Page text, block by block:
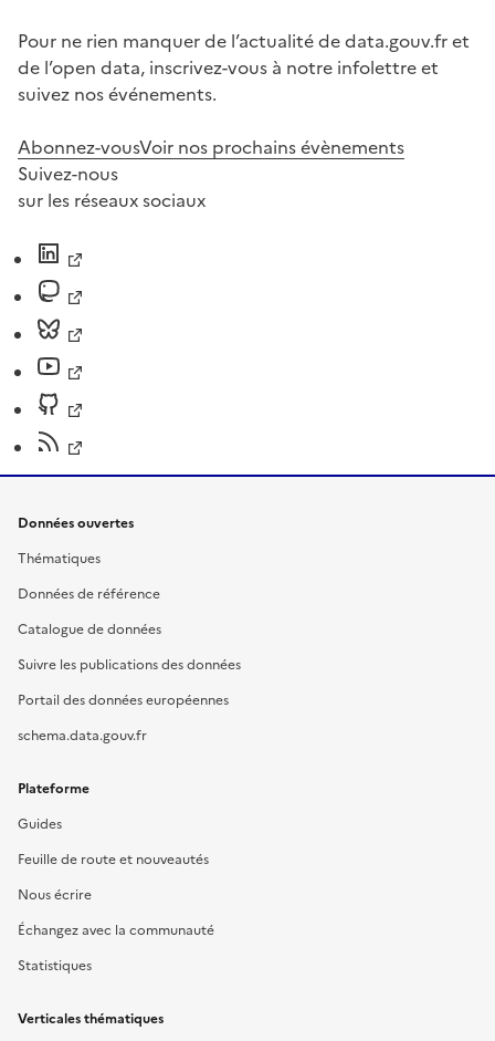
Pour ne rien manquer de l’actualité de data.gouv.fr et
de l’open data, inscrivez-vous à notre infolettre et
suivez nos événements.
Abonnez-vousVoir nos prochains évènements
Suivez-nous
sur les réseaux sociaux
Données ouvertes
Thématiques
Données de référence
Catalogue de données
Suivre les publications des données
Portail des données européennes
schema.data.gouv.fr
Plateforme
Guides
Feuille de route et nouveautés
Nous écrire
Échangez avec la communauté
Statistiques
Verticales thématiques